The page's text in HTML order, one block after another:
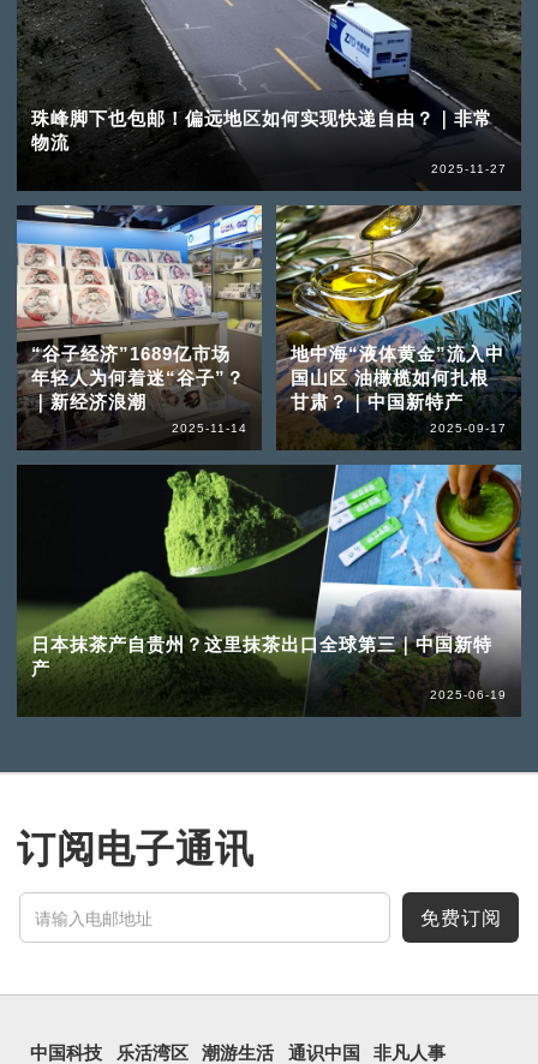
珠峰脚下也包邮！偏远地区如何实现快递自由？｜非常
物流
2025-11-27
“谷子经济”1689亿市场
年轻人为何着迷“谷子”？
｜新经济浪潮
2025-11-14
地中海“液体黄金”流入中
国山区 油橄榄如何扎根
甘肃？｜中国新特产
2025-09-17
日本抹茶产自贵州？这里抹茶出口全球第三｜中国新特
产
2025-06-19
订阅电子通讯
免费订阅
中国科技 乐活湾区 潮游生活 通识中国 非凡人事